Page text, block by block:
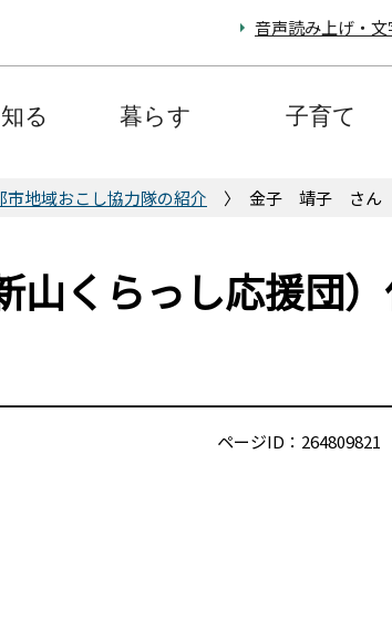
音声読み上げ・
る 暮らす 子育て
市地域おこし協力隊の紹介 金子 靖子 さん
らっし応援団）
ページID：264809821